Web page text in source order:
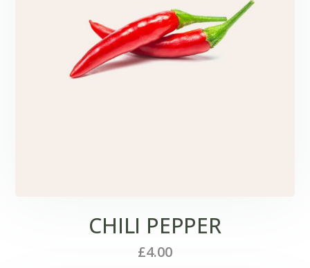
CHILI PEPPER
£4.00